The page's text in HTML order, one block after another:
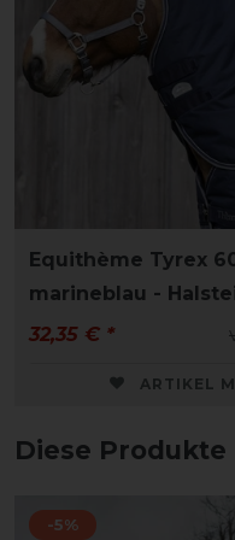
Equithème Tyrex
marineblau -
32,35 € *
ARTIKEL
Diese
-5%